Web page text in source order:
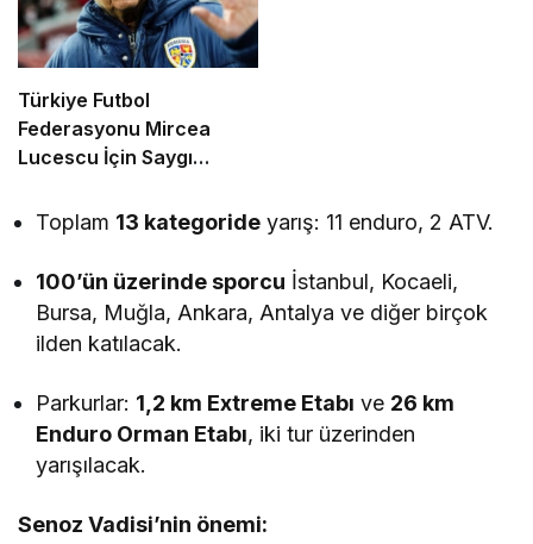
Türkiye Futbol
Federasyonu Mircea
Lucescu İçin Saygı
Toplam 13 kategoride yarış: 11 enduro, 2 ATV.
100’ün üzerinde sporcu İstanbul, Kocaeli,
Bursa, Muğla, Ankara, Antalya ve diğer birçok
ilden katılacak.
Parkurlar: 1,2 km Extreme Etabı ve 26 km
Enduro Orman Etabı, iki tur üzerinden
yarışılacak.
Senoz Vadisi’nin önemi: